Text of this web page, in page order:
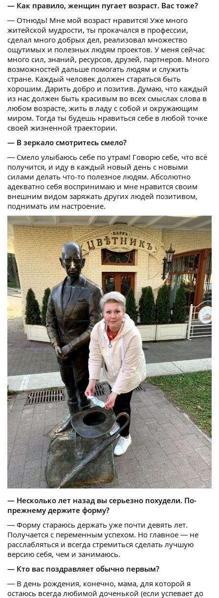
— Как правило, женщин пугает возраст. Вас тоже?
— Отнюдь! Мне мой возраст нравится! Уже много
житейской мудрости, ты прокачался в профессии,
сделал много добрых дел, реализовал множество
ощутимых и полезных людям проектов. У меня сейчас
много сил, знаний, ресурсов, друзей, партнеров. Много
возможностей дальше помогать людям и служить
стране. Каждый человек должен стараться быть
хорошим. Дарить добро и позитив. Думаю, что каждый
из нас должен быть красивым во всех смыслах слова в
любом возрасте, жить в ладу с собой и окружающим
миром. Тогда ты будешь нравиться себе в любой точке
своей жизненной траектории.
— В зеркало смотритесь смело?
— Смело улыбаюсь себе по утрам! Говорю себе, что всё
получится, и иду в каждый новый день с новыми
силами делать что-то полезное людям. Абсолютно
адекватно себя воспринимаю и мне нравится своим
внешним видом заряжать других людей позитивом,
поднимать им настроение.
— Несколько лет назад вы серьезно похудели. По-
прежнему держите форму?
— Форму стараюсь держать уже почти девять лет.
Получается с переменным успехом. Но главное — не
расслабляться и всегда стремиться сделать лучшую
версию себя, чем и занимаюсь.
— Кто вас поздравляет обычно первым?
— В день рождения, конечно, мама, для которой я
остаюсь всегда любимой доченькой (если успевает до